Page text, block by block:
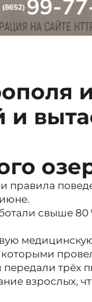
и
правила
свыше 80
которыми
трёх
взрослых,